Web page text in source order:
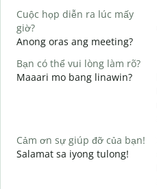
Cuộc họp diễn ra lúc mấy
giờ?
Anong oras ang meeting?
Bạn có thể vui lòng làm rõ?
Maaari mo bang linawin?
Cảm ơn sự giúp đỡ của bạn!
Salamat sa iyong tulong!